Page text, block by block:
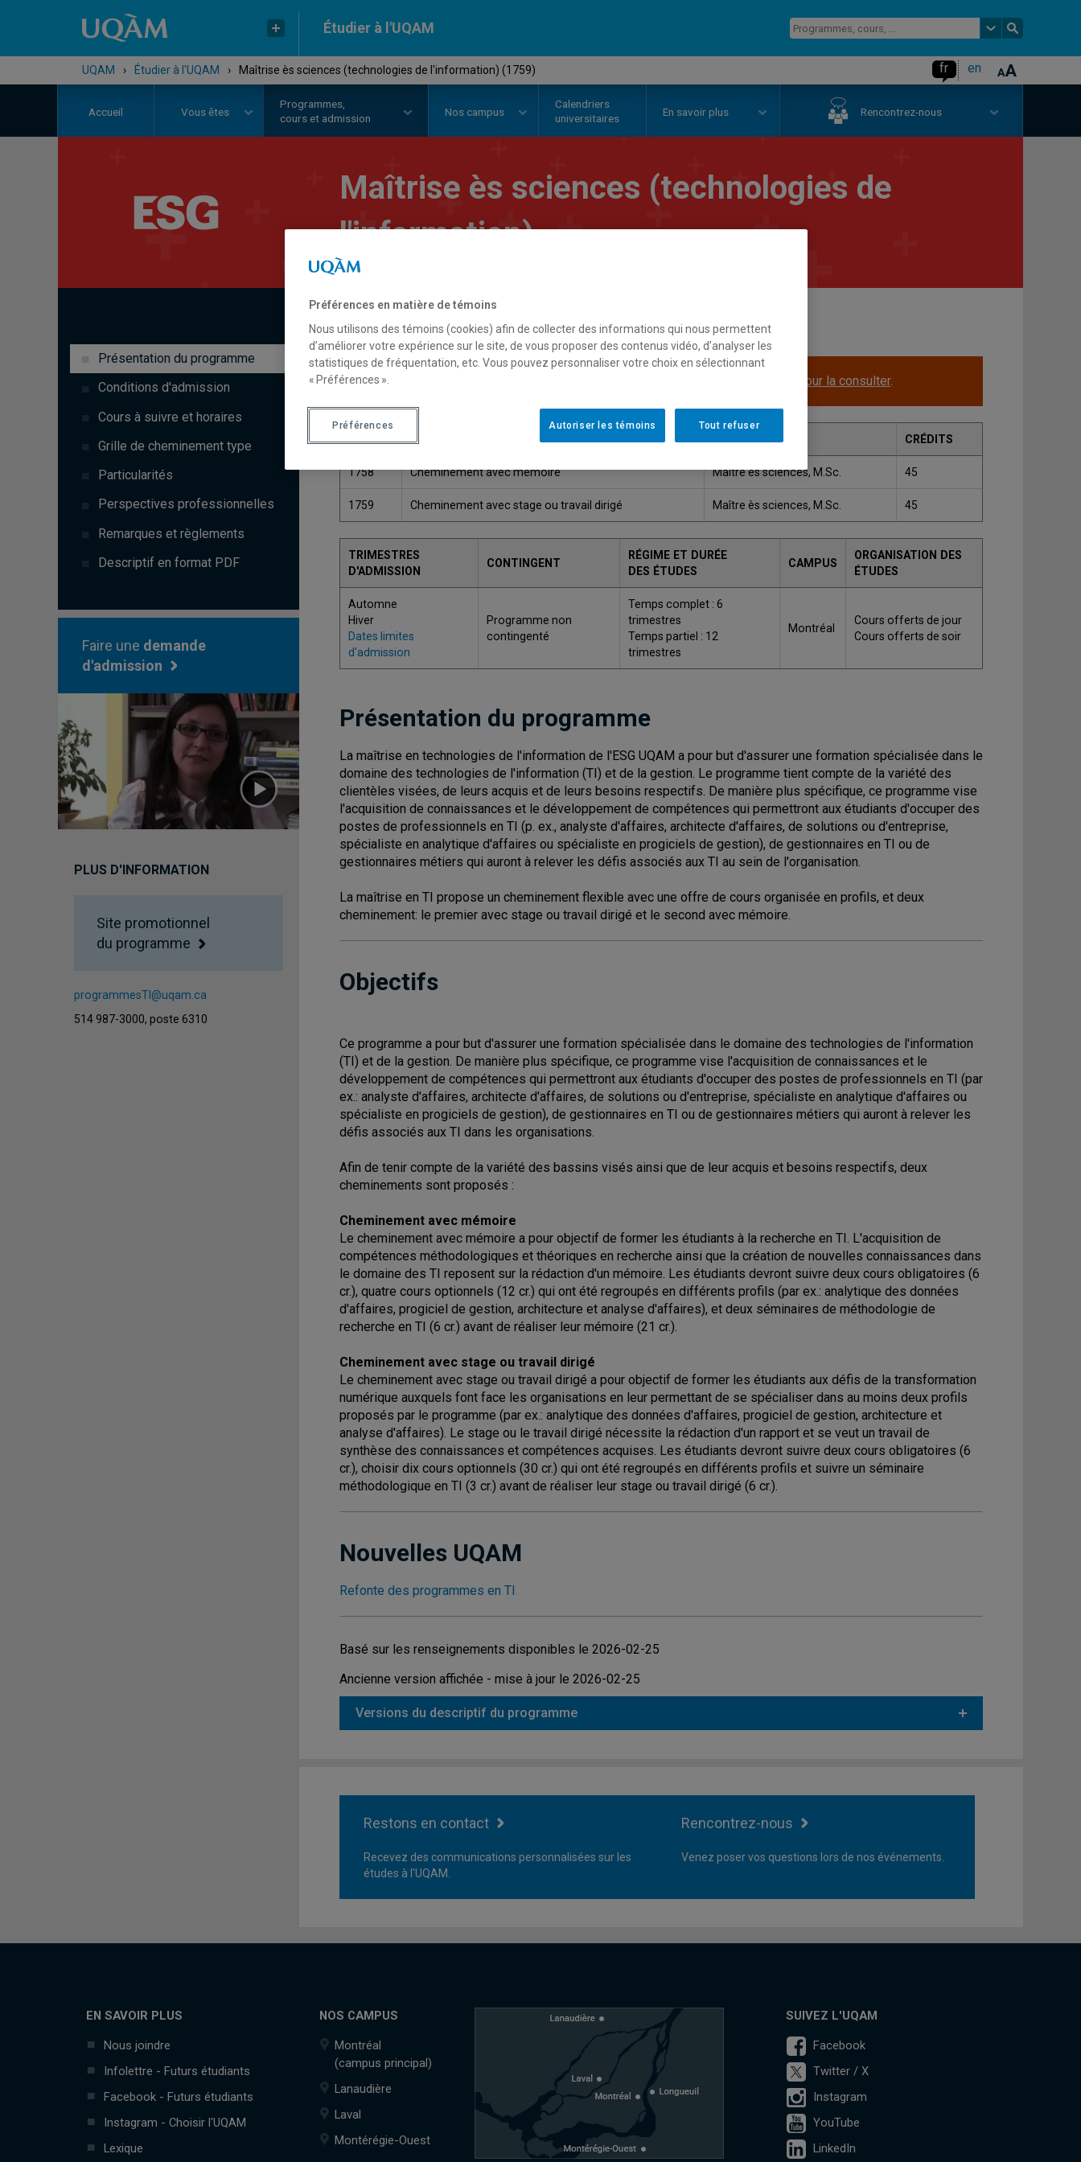
Étudier à l'UQAM
UQAM › Étudier à l'UQAM › Maîtrise ès sciences (technologies de l'information) (1759) fr en
Accueil Vous êtes
Programmes,
cours et admission
Nos campus
Calendriers
universitaires
En savoir plus Rencontrez-nous
Maîtrise ès sciences (technologies de
l'information)
Présentation du programme
Conditions d'admission
Cours à suivre et horaires
Grille de cheminement type
Particularités
Perspectives professionnelles
Remarques et règlements
Descriptif en format PDF
Faire une demande
d'admission
PLUS D'INFORMATION
Site promotionnel
du programme
programmesTI@uqam.ca
514 987-3000, poste 6310
Cliquez ici pour la consulter.
CODE TITRE CRÉDITS
1758 Cheminement avec mémoire Maître ès sciences, M.Sc. 45
1759 Cheminement avec stage ou travail dirigé Maître ès sciences, M.Sc. 45
TRIMESTRES
D'ADMISSION
CONTINGENT
RÉGIME ET DURÉE
DES ÉTUDES
CAMPUS
ORGANISATION DES
ÉTUDES
Automne
Hiver
Dates limites
d'admission
Programme non
contingenté
Temps complet : 6
trimestres
Temps partiel : 12
trimestres
Montréal
Cours offerts de jour
Cours offerts de soir
Présentation du programme
La maîtrise en technologies de l'information de l'ESG UQAM a pour but d'assurer une formation spécialisée dans le
domaine des technologies de l'information (TI) et de la gestion. Le programme tient compte de la variété des
clientèles visées, de leurs acquis et de leurs besoins respectifs. De manière plus spécifique, ce programme vise
l'acquisition de connaissances et le développement de compétences qui permettront aux étudiants d'occuper des
postes de professionnels en TI (p. ex., analyste d'affaires, architecte d'affaires, de solutions ou d'entreprise,
spécialiste en analytique d'affaires ou spécialiste en progiciels de gestion), de gestionnaires en TI ou de
gestionnaires métiers qui auront à relever les défis associés aux TI au sein de l'organisation.
La maîtrise en TI propose un cheminement flexible avec une offre de cours organisée en profils, et deux
cheminement: le premier avec stage ou travail dirigé et le second avec mémoire.
Objectifs
Ce programme a pour but d'assurer une formation spécialisée dans le domaine des technologies de l'information
(TI) et de la gestion. De manière plus spécifique, ce programme vise l'acquisition de connaissances et le
développement de compétences qui permettront aux étudiants d'occuper des postes de professionnels en TI (par
ex.: analyste d'affaires, architecte d'affaires, de solutions ou d'entreprise, spécialiste en analytique d'affaires ou
spécialiste en progiciels de gestion), de gestionnaires en TI ou de gestionnaires métiers qui auront à relever les
défis associés aux TI dans les organisations.
Afin de tenir compte de la variété des bassins visés ainsi que de leur acquis et besoins respectifs, deux
cheminements sont proposés :
Cheminement avec mémoire
Le cheminement avec mémoire a pour objectif de former les étudiants à la recherche en TI. L'acquisition de
compétences méthodologiques et théoriques en recherche ainsi que la création de nouvelles connaissances dans
le domaine des TI reposent sur la rédaction d'un mémoire. Les étudiants devront suivre deux cours obligatoires (6
cr.), quatre cours optionnels (12 cr.) qui ont été regroupés en différents profils (par ex.: analytique des données
d'affaires, progiciel de gestion, architecture et analyse d'affaires), et deux séminaires de méthodologie de
recherche en TI (6 cr.) avant de réaliser leur mémoire (21 cr.).
Cheminement avec stage ou travail dirigé
Le cheminement avec stage ou travail dirigé a pour objectif de former les étudiants aux défis de la transformation
numérique auxquels font face les organisations en leur permettant de se spécialiser dans au moins deux profils
proposés par le programme (par ex.: analytique des données d'affaires, progiciel de gestion, architecture et
analyse d'affaires). Le stage ou le travail dirigé nécessite la rédaction d'un rapport et se veut un travail de
synthèse des connaissances et compétences acquises. Les étudiants devront suivre deux cours obligatoires (6
cr.), choisir dix cours optionnels (30 cr.) qui ont été regroupés en différents profils et suivre un séminaire
méthodologique en TI (3 cr.) avant de réaliser leur stage ou travail dirigé (6 cr.).
Nouvelles UQAM
Refonte des programmes en TI
Basé sur les renseignements disponibles le 2026-02-25
Ancienne version affichée - mise à jour le 2026-02-25
Versions du descriptif du programme
Restons en contact
Recevez des communications personnalisées sur les
études à l'UQAM.
Rencontrez-nous
Venez poser vos questions lors de nos événements.
EN SAVOIR PLUS
Nous joindre
Infolettre - Futurs étudiants
Facebook - Futurs étudiants
Instagram - Choisir l'UQAM
Lexique
NOS CAMPUS
Montréal
(campus principal)
Lanaudière
Laval
Montérégie-Ouest
SUIVEZ L'UQAM
Facebook
Twitter / X
Instagram
YouTube
LinkedIn
Préférences en matière de témoins
Nous utilisons des témoins (cookies) afin de collecter des informations qui nous permettent
d’améliorer votre expérience sur le site, de vous proposer des contenus vidéo, d’analyser les
statistiques de fréquentation, etc. Vous pouvez personnaliser votre choix en sélectionnant
« Préférences ».
Tout refuser
Autoriser les témoins
Préférences